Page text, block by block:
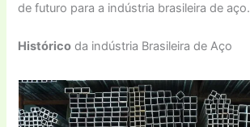
de futuro para a indústria brasileira de aço.
Histórico da indústria Brasileira de Aço